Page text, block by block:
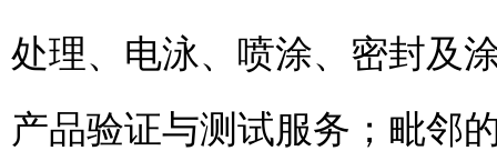
处理、电泳、喷涂、密封及
产品验证与测试服务；毗邻